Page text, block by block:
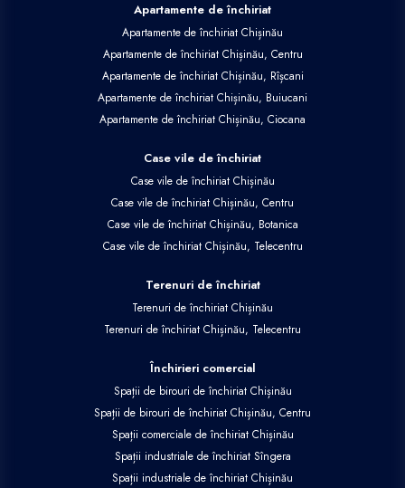
Apartamente de închiriat
Apartamente de închiriat Chișinău
Apartamente de închiriat Chișinău, Centru
Apartamente de închiriat Chișinău, Rîșcani
Apartamente de închiriat Chișinău, Buiucani
Apartamente de închiriat Chișinău, Ciocana
Case vile de închiriat
Case vile de închiriat Chișinău
Case vile de închiriat Chișinău, Centru
Case vile de închiriat Chișinău, Botanica
Case vile de închiriat Chișinău, Telecentru
Terenuri de închiriat
Terenuri de închiriat Chișinău
Terenuri de închiriat Chișinău, Telecentru
Închirieri comercial
Spații de birouri de închiriat Chișinău
Spații de birouri de închiriat Chișinău, Centru
Spații comerciale de închiriat Chișinău
Spații industriale de închiriat Sîngera
Spații industriale de închiriat Chișinău